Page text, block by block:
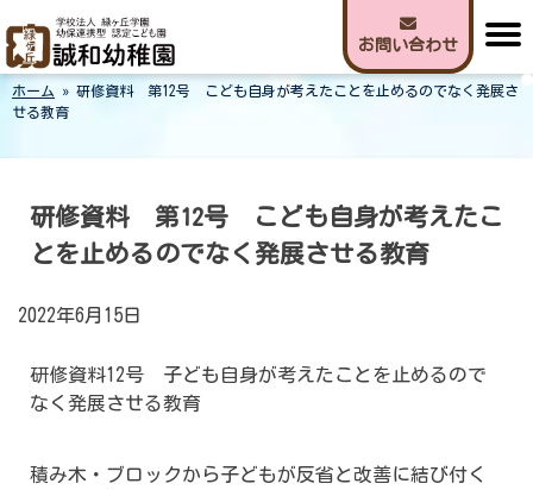
to
content
誠和幼稚園
お問い合わせ
ホーム » 研修資料 第12号 こども自身が考えたことを止めるのでなく発展さ
せる教育
研修資料 第12号 こども自身が考えたこ
とを止めるのでなく発展させる教育
2022年6月15日
研修資料12号 子ども自身が考えたことを止めるので
なく発展させる教育
積み木・ブロックから子どもが反省と改善に結び付く